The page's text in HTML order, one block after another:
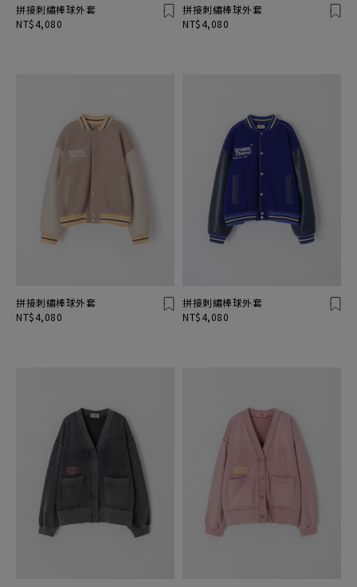
拼接刺繡棒球外套
NT$4,080
拼接刺繡棒球外套
NT$4,080
拼接刺繡棒球外套
NT$4,080
拼接刺繡棒球外套
NT$4,080